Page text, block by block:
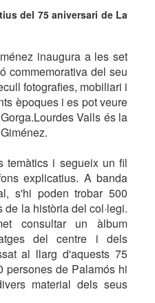
del 75 aniversari de La
inaugura a les set
commemorativa del seu
fotografies, mobiliari i
èpoques i es pot veure
Valls és la
temàtics i segueix un fil
explicatius. A banda
s'hi poden trobar 500
la història del col·legi.
consultar un àlbum
del centre i dels
al llarg d'aquests 75
persones de Palamós hi
material dels seus